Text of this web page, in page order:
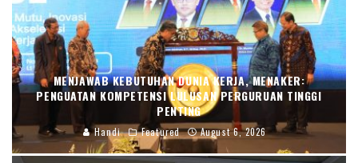
MENJAWAB KEBUTUHAN DUNIA KERJA, MENAKER:
PENGUATAN KOMPETENSI LULUSAN PERGURUAN TINGGI
PENTING
Handi Featured August 6, 2026